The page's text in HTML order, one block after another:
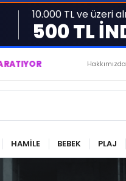
10.000 TL ve üzeri
500 TL
VE YAŞATIYORUZ ●Hakkımızda
HAMİLE BEBEK PLAJ